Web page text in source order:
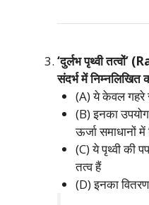
‘दुर्लभ पृथ्वी
संदर्भ में निम्नलिखित
(A) ये केवल गहरे
(B) इनका
ऊर्जा समाधानों
(C) ये पृथ्वी की
तत्व हैं
(D) इनका